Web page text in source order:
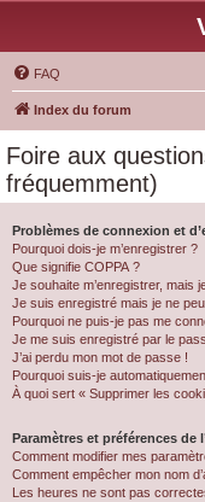
FAQ
Index du forum
Foire aux
fréquemment)
Problèmes de connexion et
Pourquoi dois-je m’enregistrer ?
Que signifie COPPA ?
Je souhaite m’enregistrer, mais
Je suis enregistré mais je ne
Pourquoi ne puis-je pas me
Je me suis enregistré par le
J’ai perdu mon mot de passe !
Pourquoi suis-je
À quoi sert « Supprimer les
Paramètres et préférences de
Comment modifier mes
Comment empêcher mon nom
Les heures ne sont pas